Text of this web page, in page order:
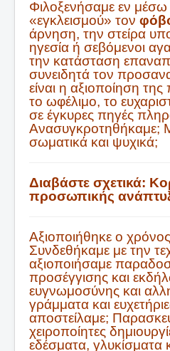
Φιλοξενήσαμε εν μέσω
«εγκλεισμού» τον
άρνηση, την στείρα
ηγεσία ή σεβόμενοι
την κατάσταση
συνειδητά τον
είναι η αξιοποίηση
το ωφέλιμο, το
σε έγκυρες πηγές
Ανασυγκροτηθήκαμε;
σωματικά και ψυχικά;
Διαβάστε σχετικά:
προσωπικής
Aξιοποιήθηκε ο
Συνδεθήκαμε με την
αξιοποιήσαμε
προσέγγισης και
ευγνωμοσύνης και
γράμματα και
αποστείλαμε;
χειροποίητες
εδέσματα, γλυκίσματα